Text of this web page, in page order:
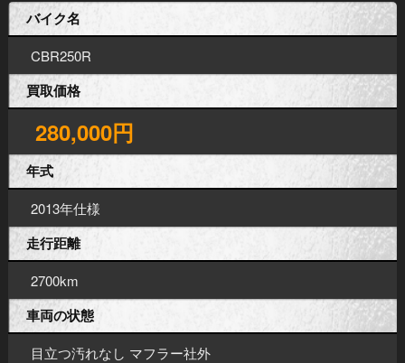
バイク名
CBR250R
買取価格
280,000円
年式
2013年仕様
走行距離
2700km
車両の状態
目立つ汚れなし マフラー社外